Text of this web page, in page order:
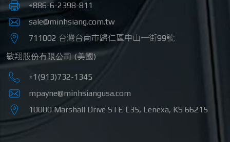
+886-6-2398-811
sale@minhsiang.com.tw
711002 台灣台南市歸仁區中山一街99號
敏翔股份有限公司 (美國)
+1(913)732-1345
mpayne@minhsiangusa.com
10000 Marshall Drive STE L35, Lenexa, KS 66215